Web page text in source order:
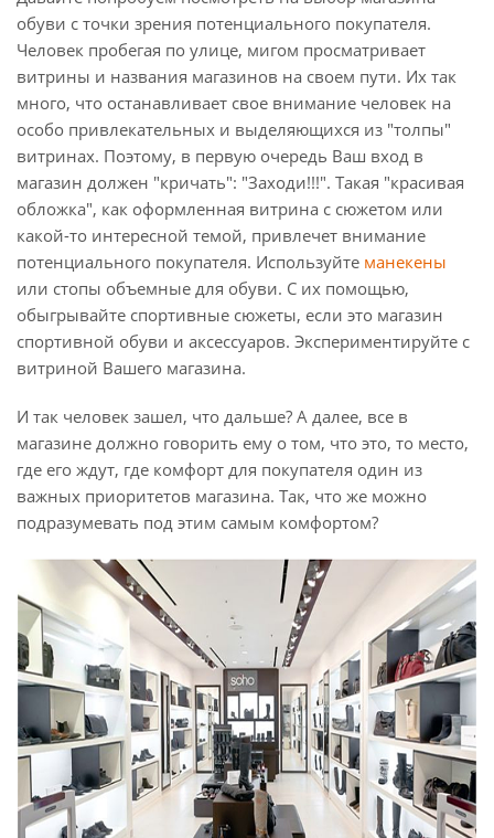
обуви с точки зрения потенциального покупателя.
Человек пробегая по улице, мигом просматривает
витрины и названия магазинов на своем пути. Их так
много, что останавливает свое внимание человек на
особо привлекательных и выделяющихся из "толпы"
витринах. Поэтому, в первую очередь Ваш вход в
магазин должен "кричать": "Заходи!!!". Такая "красивая
обложка", как оформленная витрина с сюжетом или
какой-то интересной темой, привлечет внимание
потенциального покупателя. Используйте манекены
или стопы объемные для обуви. С их помощью,
обыгрывайте спортивные сюжеты, если это магазин
спортивной обуви и аксессуаров. Экспериментируйте с
витриной Вашего магазина.
И так человек зашел, что дальше? А далее, все в
магазине должно говорить ему о том, что это, то место,
где его ждут, где комфорт для покупателя один из
важных приоритетов магазина. Так, что же можно
подразумевать под этим самым комфортом?